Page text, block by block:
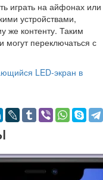
играть на айфонах или
устройствами,
же контенту. Таким
могут переключаться с
LED-экран в